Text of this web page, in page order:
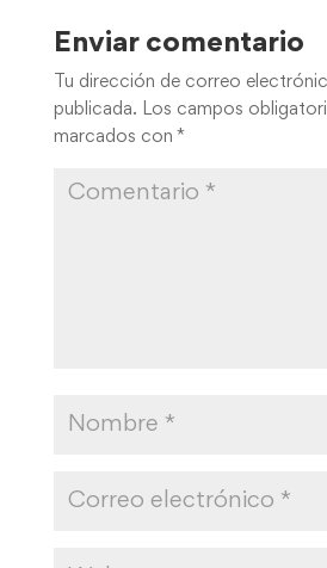
Enviar comentario
Tu dirección de correo
publicada.
Los campos
marcados con *